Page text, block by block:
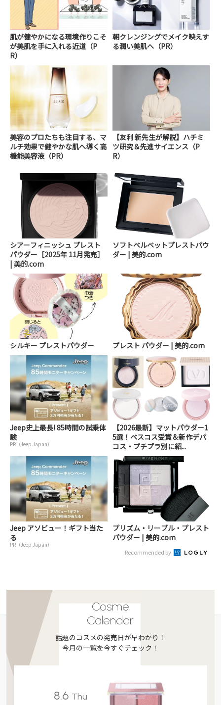
肌が健やかになる環境作りこそ
が美肌を手に入れる近道（P
R）
朝クレンジングでメイク映えす
る潤い美肌へ（PR）
美容のプロたちも注目する、マ
ルチ効果で健やかな肌へ導く高
機能美容液（PR）
【友利 新先生が解説】ハチミ
ツ研究＆先進サイエンス（P
R）
シアーフィニッシュ プレスト
パウダー［2025年 11月発売］
| 美的.com
ソフトベルベットプレストパウ
ダー | 美的.com
シルキー プレストパウダー プレスト パウダー | 美的.com
Jeep史上最長! 85時間の試乗体
験
PR（Jeep Japan）
【2026最新】マットパウダー1
5選！ベスコス受賞＆新作デパ
コス・プチプラ別に紹...
Jeep アソビュー！ギフト当た
る
PR（Jeep Japan）
プリズム・リーブル・プレスト
パウダー | 美的.com
Recommended by
Cosme
Calendar
話題のコスメの発売日が早わかり！
今月の一覧を今すぐチェック！
8.6 Thu